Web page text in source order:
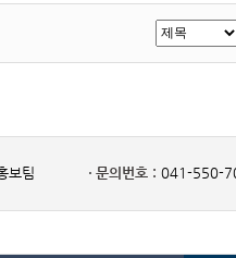
보팀 문의번호 : 041-550-